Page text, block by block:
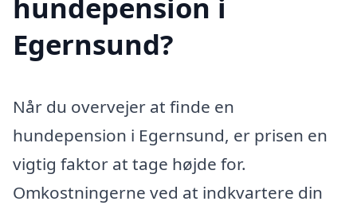
Egernsund?
Når du overvejer at finde en
hundepension i Egernsund, er prisen en
vigtig faktor at tage højde for.
Omkostningerne ved at indkvartere din